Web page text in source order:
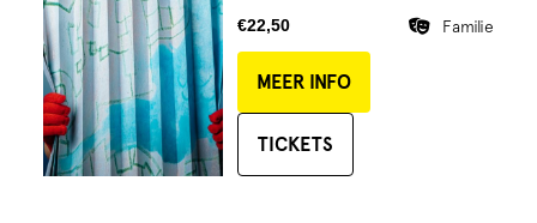
€22,50 Familie
MEER INFO
TICKETS